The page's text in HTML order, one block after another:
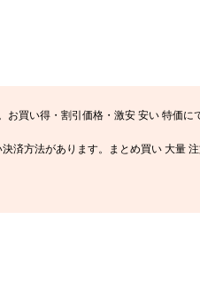
買い得・割引価格・激安 安い 特価に
方法があります。まとめ買い 大量